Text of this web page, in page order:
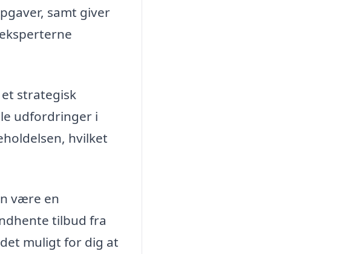
samt giver
strategisk
udfordringer i
hvilket
være en
tilbud fra
muligt for dig at